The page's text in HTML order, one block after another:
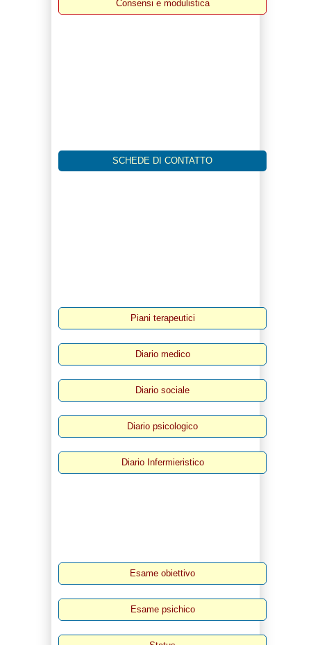
Consensi e modulistica
SCHEDE DI CONTATTO
Piani terapeutici
Diario medico
Diario sociale
Diario psicologico
Diario Infermieristico
Esame obiettivo
Esame psichico